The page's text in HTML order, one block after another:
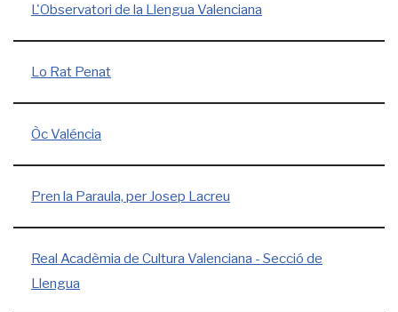
L'Observatori de la Llengua Valenciana
Lo Rat Penat
Òc Valéncia
Pren la Paraula, per Josep Lacreu
Real Acadèmia de Cultura Valenciana - Secció de
Llengua